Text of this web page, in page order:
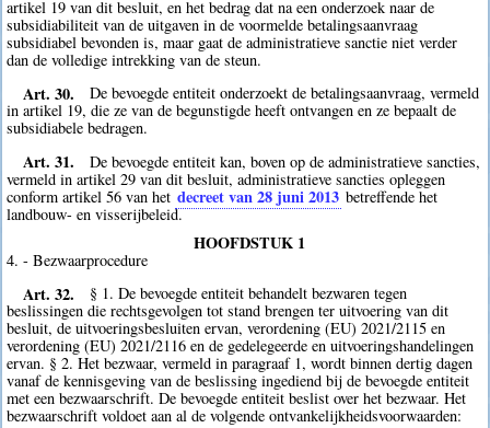
artikel 19 van dit besluit, en het bedrag dat na een onderzoek naar de
subsidiabiliteit van de uitgaven in de voormelde betalingsaanvraag
subsidiabel bevonden is, maar gaat de administratieve sanctie niet verder
dan de volledige intrekking van de steun.
Art. 30.
De bevoegde entiteit onderzoekt de betalingsaanvraag, vermeld
in artikel 19, die ze van de begunstigde heeft ontvangen en ze bepaalt de
subsidiabele bedragen.
Art. 31.
De bevoegde entiteit kan, boven op de administratieve sancties,
vermeld in artikel 29 van dit besluit, administratieve sancties opleggen
conform artikel 56 van het decreet van 28 juni 2013 betreffende het
landbouw- en visserijbeleid.
HOOFDSTUK 1
4. - Bezwaarprocedure
Art. 32.
§ 1. De bevoegde entiteit behandelt bezwaren tegen
beslissingen die rechtsgevolgen tot stand brengen ter uitvoering van dit
besluit, de uitvoeringsbesluiten ervan, verordening (EU) 2021/2115 en
verordening (EU) 2021/2116 en de gedelegeerde en uitvoeringshandelingen
ervan. § 2. Het bezwaar, vermeld in paragraaf 1, wordt binnen dertig dagen
vanaf de kennisgeving van de beslissing ingediend bij de bevoegde entiteit
met een bezwaarschrift. De bevoegde entiteit beslist over het bezwaar. Het
bezwaarschrift voldoet aan al de volgende ontvankelijkheidsvoorwaarden: